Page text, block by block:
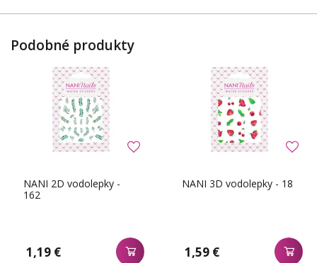
Podobné produkty
NANI 2D vodolepky -
162
1,19 €
NANI 3D vodolepky - 18
1,59 €